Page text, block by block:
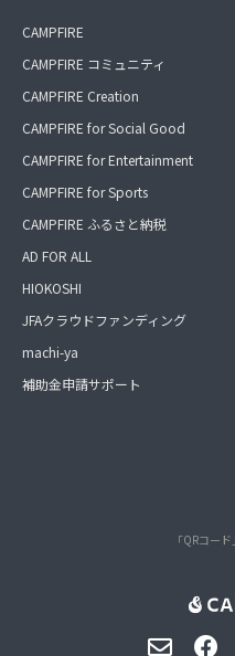
CAMPFIRE
CAMPFIRE コミュニティ
CAMPFIRE Creation
CAMPFIRE for Social Good
CAMPFIRE for Entertainment
CAMPFIRE for Sports
CAMPFIRE ふるさと納税
AD FOR ALL
HIOKOSHI
JFAクラウドファンディング
machi-ya
補助金申請サポート
「QRコー